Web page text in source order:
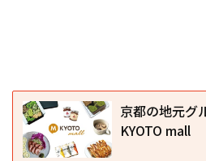
京都の地元グ
KYOTO mall